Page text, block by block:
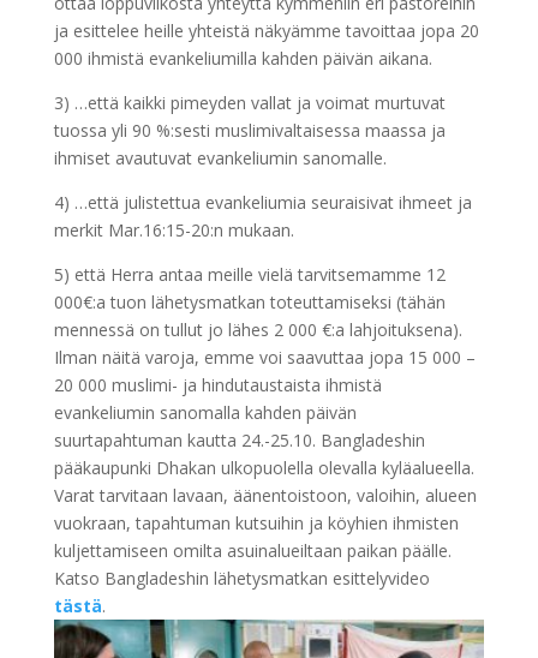
ja esittelee heille yhteistä näkyämme tavoittaa jopa 20
000 ihmistä evankeliumilla kahden päivän aikana.
3) …että kaikki pimeyden vallat ja voimat murtuvat
tuossa yli 90 %:sesti muslimivaltaisessa maassa ja
ihmiset avautuvat evankeliumin sanomalle.
4) …että julistettua evankeliumia seuraisivat ihmeet ja
merkit Mar.16:15-20:n mukaan.
5) että Herra antaa meille vielä tarvitsemamme 12
000€:a tuon lähetysmatkan toteuttamiseksi (tähän
mennessä on tullut jo lähes 2 000 €:a lahjoituksena).
Ilman näitä varoja, emme voi saavuttaa jopa 15 000 –
20 000 muslimi- ja hindutaustaista ihmistä
evankeliumin sanomalla kahden päivän
suurtapahtuman kautta 24.-25.10. Bangladeshin
pääkaupunki Dhakan ulkopuolella olevalla kyläalueella.
Varat tarvitaan lavaan, äänentoistoon, valoihin, alueen
vuokraan, tapahtuman kutsuihin ja köyhien ihmisten
kuljettamiseen omilta asuinalueiltaan paikan päälle.
Katso Bangladeshin lähetysmatkan esittelyvideo
tästä.